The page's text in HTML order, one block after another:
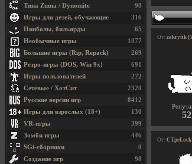
От: zakrytik
52
От:
98
Типа Zuma / Dynomite
316
Игры для детей, обучающие
65
Пинболы, бильярды
1077
Необычные игры
269
Большие игры (Rip, Repack)
691
Ретро-игры (DOS, Win 9x)
272
Игры пользователей
2320
Сетевые / ХотСит
8412
Русские версии игр
130
Игры для взрослых (18+)
399
VR-игры
446
Зомби игры
0
SGi-сборники
98
Создание игр